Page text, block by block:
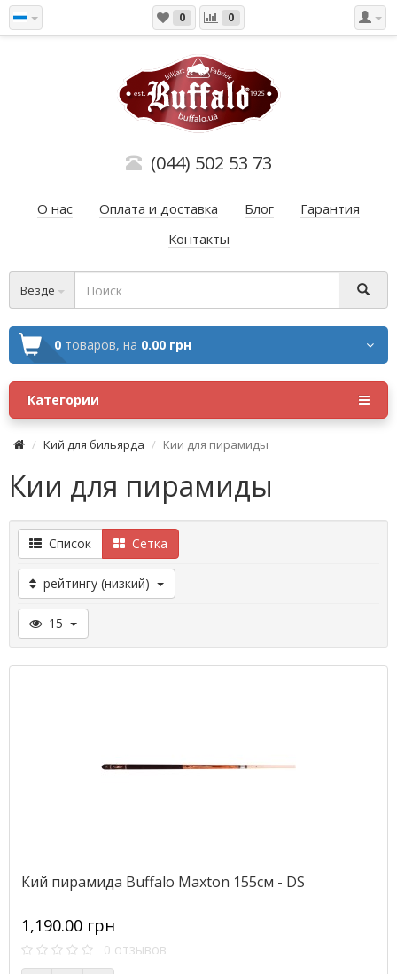
0 0
(044) 502 53 73
О нас Оплата и доставка Блог
Гарантия
Контакты
Везде
0 товаров, на 0.00 грн
Категории
Кий для бильярда Кии для пирамиды
Кии для пирамиды
Список Сетка
рейтингу (низкий)
15
Кий пирамида Buffalo Maxton 155см - DS
1,190.00 грн
0 отзывов